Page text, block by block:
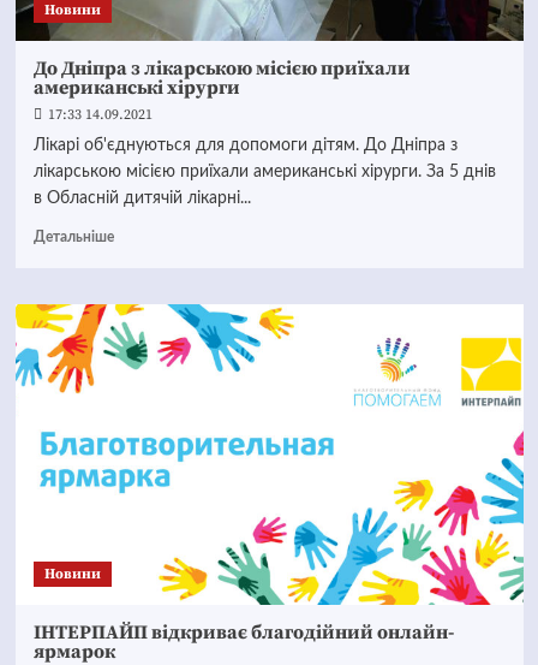
Новини
До Дніпра з лікарською місією приїхали
американські хірурги
17:33 14.09.2021
Лікарі об'єднуються для допомоги дітям. До Дніпра з
лікарською місією приїхали американські хірурги. За 5 днів
в Обласній дитячій лікарні...
Детальніше
Новини
ІНТЕРПАЙП відкриває благодійний онлайн-
ярмарок